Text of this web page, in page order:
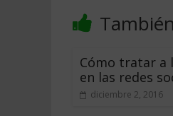
Cómo tratar a
en las redes
diciembre 2, 2016